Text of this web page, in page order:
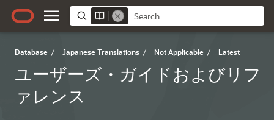
Database / Japanese Translations / Not Applicable / Latest
ユーザーズ・ガイドおよびリフ
ァレンス